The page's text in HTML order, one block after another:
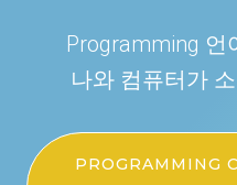
Programming 언
나와 컴퓨터가
PROGRAMMING